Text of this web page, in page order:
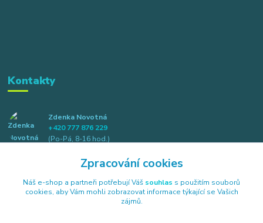
Kontakty
Zdenka Novotná
+420 777 876 229
(Po-Pá, 8-16 hod.)
Zpracování cookies
Náš e-shop a partneři potřebují Váš souhlas s použitím souborů
cookies, aby Vám mohli zobrazovat informace týkající se Vašich
zájmů.